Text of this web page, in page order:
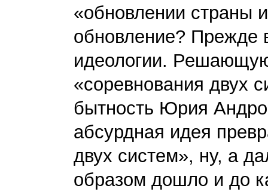
«обновлении страны
обновление? Прежде
идеологии.
«соревнования двух
бытность Юрия
абсурдная идея
двух систем», ну, а
образом дошло и до